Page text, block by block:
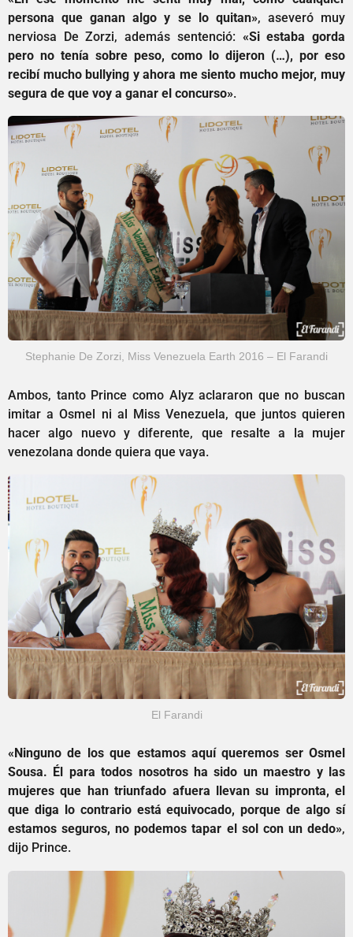
persona que ganan algo y se lo quitan», aseveró muy
nerviosa De Zorzi, además sentenció: «Si estaba gorda
pero no tenía sobre peso, como lo dijeron (…), por eso
recibí mucho bullying y ahora me siento mucho mejor, muy
segura de que voy a ganar el concurso».
Stephanie De Zorzi, Miss Venezuela Earth 2016 – El Farandi
Ambos, tanto Prince como Alyz aclararon que no buscan
imitar a Osmel ni al Miss Venezuela, que juntos quieren
hacer algo nuevo y diferente, que resalte a la mujer
venezolana donde quiera que vaya.
El Farandi
«Ninguno de los que estamos aquí queremos ser Osmel
Sousa. Él para todos nosotros ha sido un maestro y las
mujeres que han triunfado afuera llevan su impronta, el
que diga lo contrario está equivocado, porque de algo sí
estamos seguros, no podemos tapar el sol con un dedo»,
dijo Prince.